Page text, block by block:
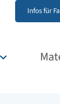
Infos für
Untermenü